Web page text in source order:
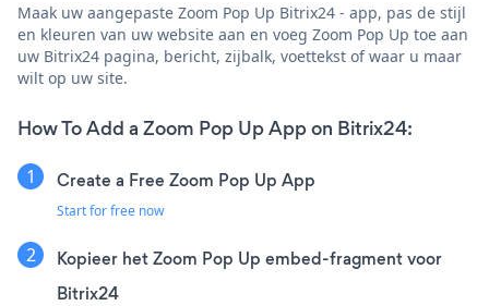
Maak uw aangepaste Zoom Pop Up Bitrix24 - app, pas de stijl
en kleuren van uw website aan en voeg Zoom Pop Up toe aan
uw Bitrix24 pagina, bericht, zijbalk, voettekst of waar u maar
wilt op uw site.
How To Add a Zoom Pop Up App on Bitrix24:
Create a Free Zoom Pop Up App
Start for free now
Kopieer het Zoom Pop Up embed-fragment voor
Bitrix24